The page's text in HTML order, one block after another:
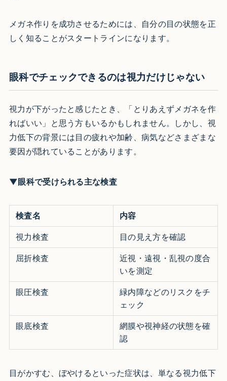
メガネ作りを成功させるためには、自分の目の状態を正
しく知ることがスタートラインになります。
眼科でチェックできるのは視力だけじゃない
視力が下がったと感じたとき、「とりあえずメガネを作
ればいい」と思う方もいるかもしれません。しかし、視
力低下の背景には目の疲れや加齢、病気などさまざまな
要因が隠れていることがあります。
▼眼科で受けられる主な検査
検査名 内容
視力検査 目の見え方を確認
屈折検査
近視・遠視・乱視の度合
いを測定
眼圧検査
緑内障などのリスクをチ
ェック
眼底検査
網膜や視神経の状態を確
認
目がかすむ、ぼやけるといった症状は、単なる視力低下